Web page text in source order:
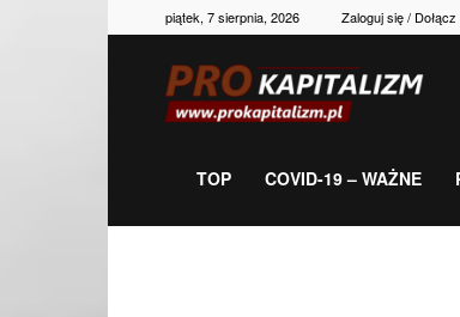
piątek, 7 sierpnia, 2026 Zaloguj się / Dołącz
TOP COVID-19 – WAŻNE